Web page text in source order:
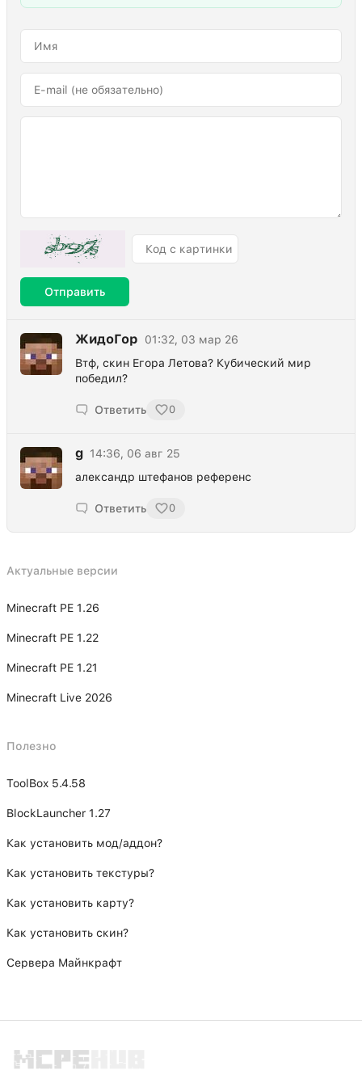
Отправить
ЖидоГор
01:32, 03 мар 26
Втф, скин Егора Летова? Кубический мир
победил?
Ответить 0
g 14:36, 06 авг 25
александр штефанов референс
Ответить 0
Актуальные версии
Minecraft PE 1.26
Minecraft PE 1.22
Minecraft PE 1.21
Minecraft Live 2026
Полезно
ToolBox 5.4.58
BlockLauncher 1.27
Как установить мод/аддон?
Как установить текстуры?
Как установить карту?
Как установить скин?
Сервера Майнкрафт